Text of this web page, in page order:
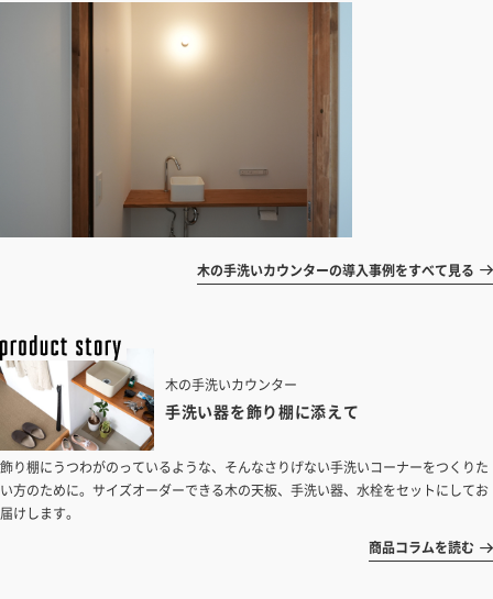
木の手洗いカウンターの導入事例をすべて見る
木の手洗いカウンター
手洗い器を飾り棚に添えて
飾り棚にうつわがのっているような、そんなさりげない手洗いコーナーをつくりた
い方のために。サイズオーダーできる木の天板、手洗い器、水栓をセットにしてお
届けします。
商品コラムを読む